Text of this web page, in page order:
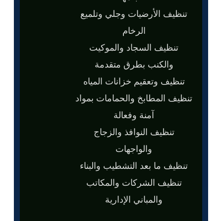
تنظيف الأرضيات وجلي وتلميع
الرخام
تنظيف السجاد والموكيت
والكنب بطرق متقدمة
تنظيف وتعقيم خزانات المياه
تنظيف المطابخ والحمامات بمواد
آمنة وفعالة
تنظيف النوافذ والزجاج
والواجهات
تنظيف ما بعد التشطيب والبناء
تنظيف الشركات والمكاتب
والمباني الإدارية